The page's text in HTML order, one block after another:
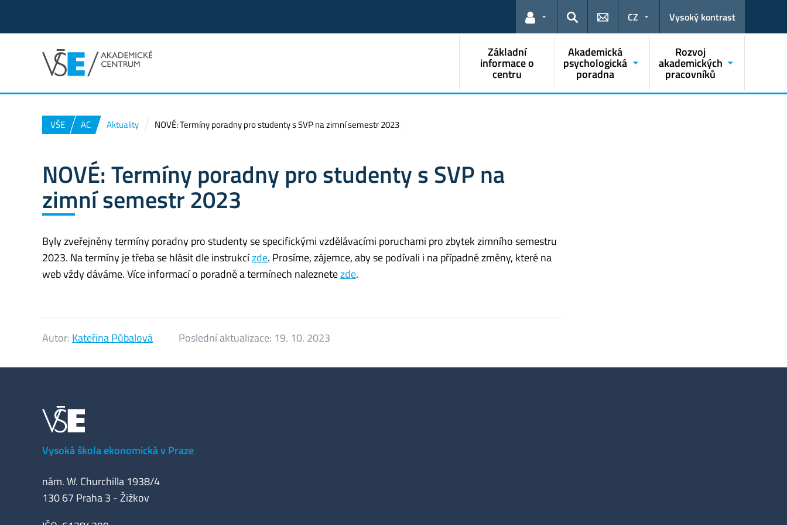
Odkazy pro uživatele
Hledat
CZ Vysoký kontrast
Základní
informace o
centru
Akademická
psychologická
poradna
Rozvoj
akademických
pracovníků
VŠE AC Aktuality NOVÉ: Termíny poradny pro studenty s SVP na zimní semestr 2023
NOVÉ: Termíny poradny pro studenty s SVP na
zimní semestr 2023
Byly zveřejněny termíny poradny pro studenty se specifickými vzdělávacími poruchami pro zbytek zimního semestru
2023. Na termíny je třeba se hlásit dle instrukcízde. Prosíme, zájemce, aby se podívali i na případné změny, které na
web vždy dáváme. Více informací o poradně a termínech naleznetezde.
Autor: Kateřina Půbalová Poslední aktualizace: 19. 10. 2023
Vysoká škola ekonomická v Praze
nám. W. Churchilla 1938/4
130 67 Praha 3 - Žižkov